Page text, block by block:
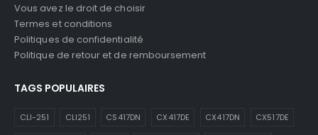
Vous avez le droit de choisir
Termes et conditions
Politiques de confidentialité
Politique de retour et de remboursement
TAGS POPULAIRES
CLI-251 CLI251 CS417DN CX417DE CX417DN CX517DE